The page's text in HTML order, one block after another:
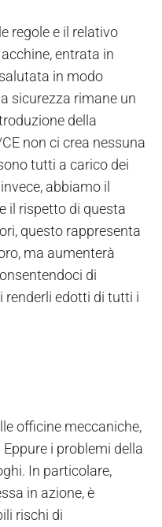
regole e il relativo
entrata in
in modo
sicurezza rimane un
della
non ci crea nessuna
tutti a carico dei
abbiamo il
il rispetto di questa
questo rappresenta
ma aumenterà
di
renderli edotti di tutti i
officine meccaniche,
i problemi della
In particolare,
in azione, è
rischi di